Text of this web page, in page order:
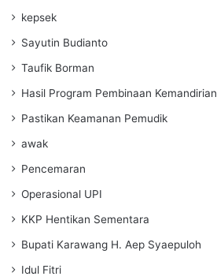
kepsek
Sayutin Budianto
Taufik Borman
Hasil Program Pembinaan Kemandirian
Pastikan Keamanan Pemudik
awak
Pencemaran
Operasional UPI
KKP Hentikan Sementara
Bupati Karawang H. Aep Syaepuloh
Idul Fitri